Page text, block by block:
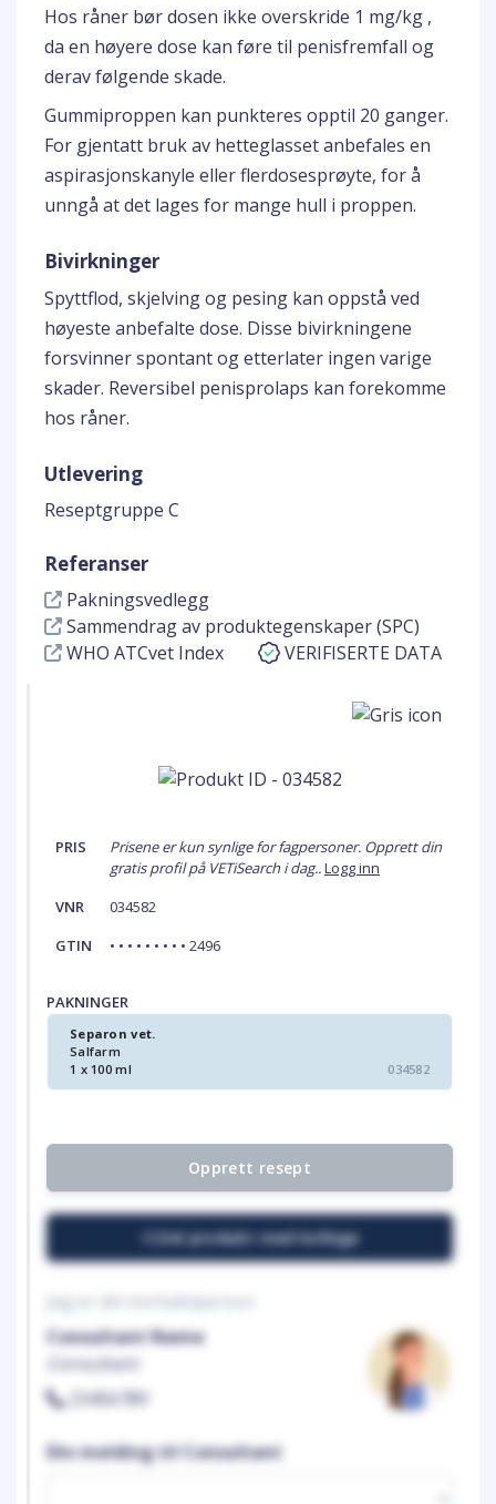
Hos råner bør dosen ikke overskride 1 mg/kg ,
da en høyere dose kan føre til penisfremfall og
derav følgende skade.
Gummiproppen kan punkteres opptil 20 ganger.
For gjentatt bruk av hetteglasset anbefales en
aspirasjonskanyle eller flerdosesprøyte, for å
unngå at det lages for mange hull i proppen.
Bivirkninger
Spyttflod, skjelving og pesing kan oppstå ved
høyeste anbefalte dose. Disse bivirkningene
forsvinner spontant og etterlater ingen varige
skader. Reversibel penisprolaps kan forekomme
hos råner.
Utlevering
Reseptgruppe C
Referanser
Pakningsvedlegg
Sammendrag av produktegenskaper (SPC)
WHO ATCvet Index
VERIFISERTE DATA
PRIS
Prisene er kun synlige for fagpersoner. Opprett din
gratis profil på VETiSearch i dag..Logg inn
VNR
034582
GTIN
• • • • • • • • • 2496
PAKNINGER
Separon vet.
Salfarm
1 x 100 ml
034582
Opprett resept
Del produkt med kollega
Jeg er din kontaktperson
Consultant Name
Consultant
23456789
Din melding til Consultant